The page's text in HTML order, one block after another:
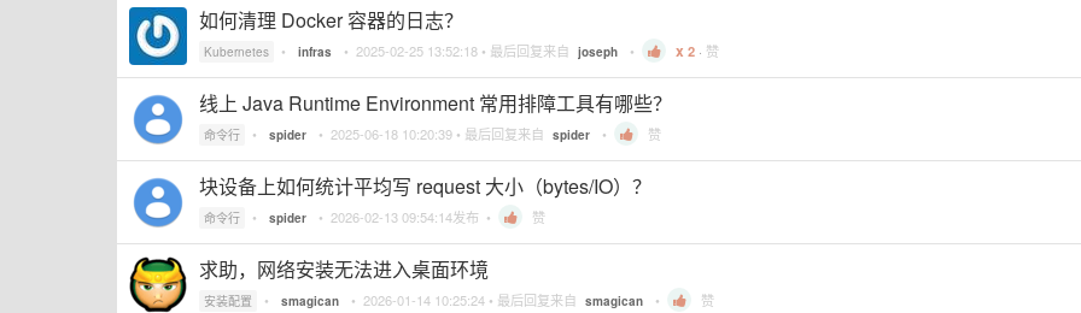
如何清理 Docker 容器的日志？
Kubernetes • infras • 2025-02-25 13:52:18 • 最后回复来自 joseph • 2 · 赞
线上 Java Runtime Environment 常用排障工具有哪些？
命令行 • spider • 2025-06-18 10:20:39 • 最后回复来自 spider • 赞
块设备上如何统计平均写 request 大小（bytes/IO）？
命令行 • spider • 2026-02-13 09:54:14发布 • 赞
求助，网络安装无法进入桌面环境
安装配置 • smagican • 2026-01-14 10:25:24 • 最后回复来自 smagican • 赞